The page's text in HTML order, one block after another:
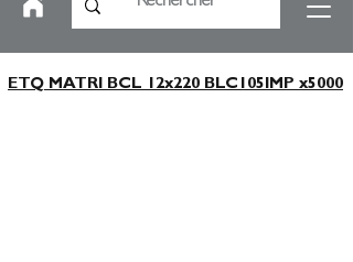
ETQ MATRI BCL 12x220 BLC105IMP x5000